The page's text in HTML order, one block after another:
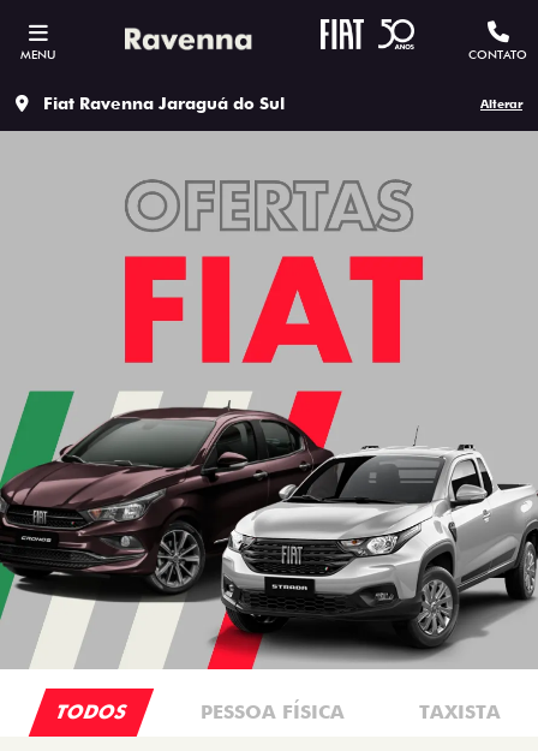
MENU CONTATO
Fiat Ravenna Jaraguá do Sul Alterar
TODOS PESSOA FÍSICA TAXISTA